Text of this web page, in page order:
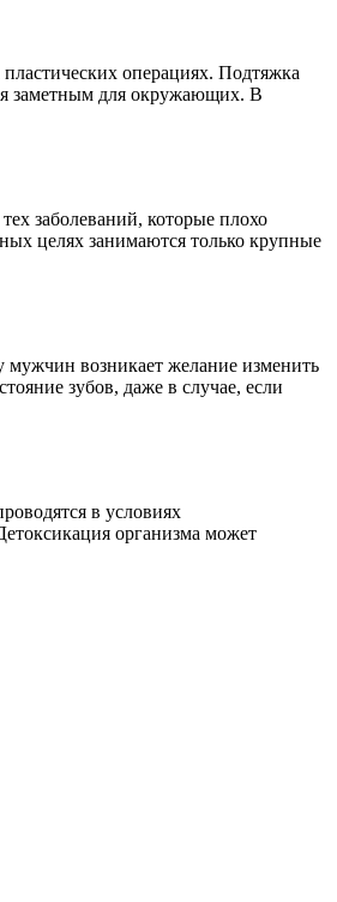
операциях. Подтяжка
заметным для окружающих. В
заболеваний, которые плохо
целях занимаются только крупные
мужчин возникает желание изменить
зубов, даже в случае, если
в условиях
организма может